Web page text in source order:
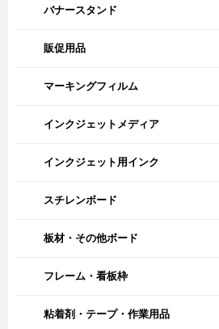
バナースタンド
販促用品
マーキングフィルム
インクジェットメディア
インクジェット用インク
スチレンボード
板材・その他ボード
フレーム・看板枠
粘着剤・テープ・作業用品